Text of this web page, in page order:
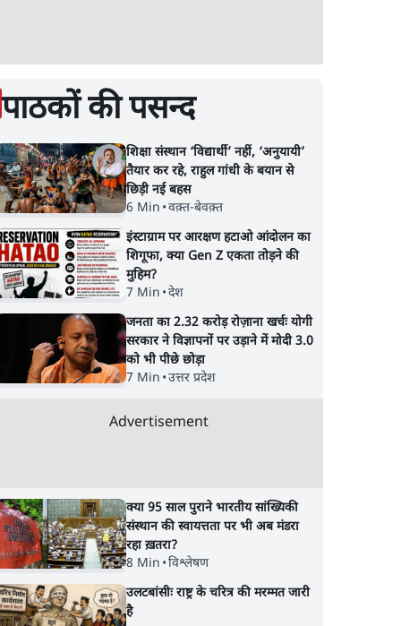
पीएम मोदी की विदेश यात्राएंः
74.59 करोड़ रुपये खर्च, हर
घंटे करीब 12.4 लाख
36 नहीं, 3 घंटे में हटाना
होगा? सरकार का नया
पाठकों की पसन्द
शिक्षा संस्थान ‘विद्यार्थी’ नहीं, ‘अनुयायी’
तैयार कर रहे, राहुल गांधी के बयान से
छिड़ी नई बहस
6 Min •वक़्त-बेवक़्त
इंस्टाग्राम पर आरक्षण हटाओ आंदोलन का
शिगूफा, क्या Gen Z एकता तोड़ने की
मुहिम?
7 Min •देश
जनता का 2.32 करोड़ रोज़ाना खर्चः योगी
सरकार ने विज्ञापनों पर उड़ाने में मोदी 3.0
को भी पीछे छोड़ा
7 Min •उत्तर प्रदेश
Advertisement
क्या 95 साल पुराने भारतीय सांख्यिकी
संस्थान की स्वायत्तता पर भी अब मंडरा
रहा ख़तरा?
8 Min •विश्लेषण
उलटबांसीः राष्ट्र के चरित्र की मरम्मत जारी
है